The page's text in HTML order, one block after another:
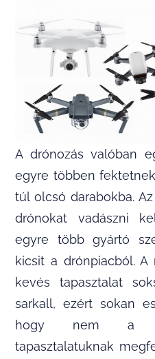
A drónozás valóban
egyre többen
túl olcsó darabokba.
drónokat vadászni
egyre több gyártó
kicsit a drónpiacból. A
kevés tapasztalat
sarkall, ezért sokan
hogy nem a
tapasztalatuknak